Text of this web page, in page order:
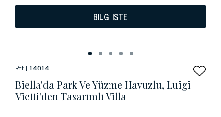
BILGI ISTE
Ref | 14014
Biella'da Park Ve Yüzme Havuzlu, Luigi
Vietti'den Tasarımlı Villa